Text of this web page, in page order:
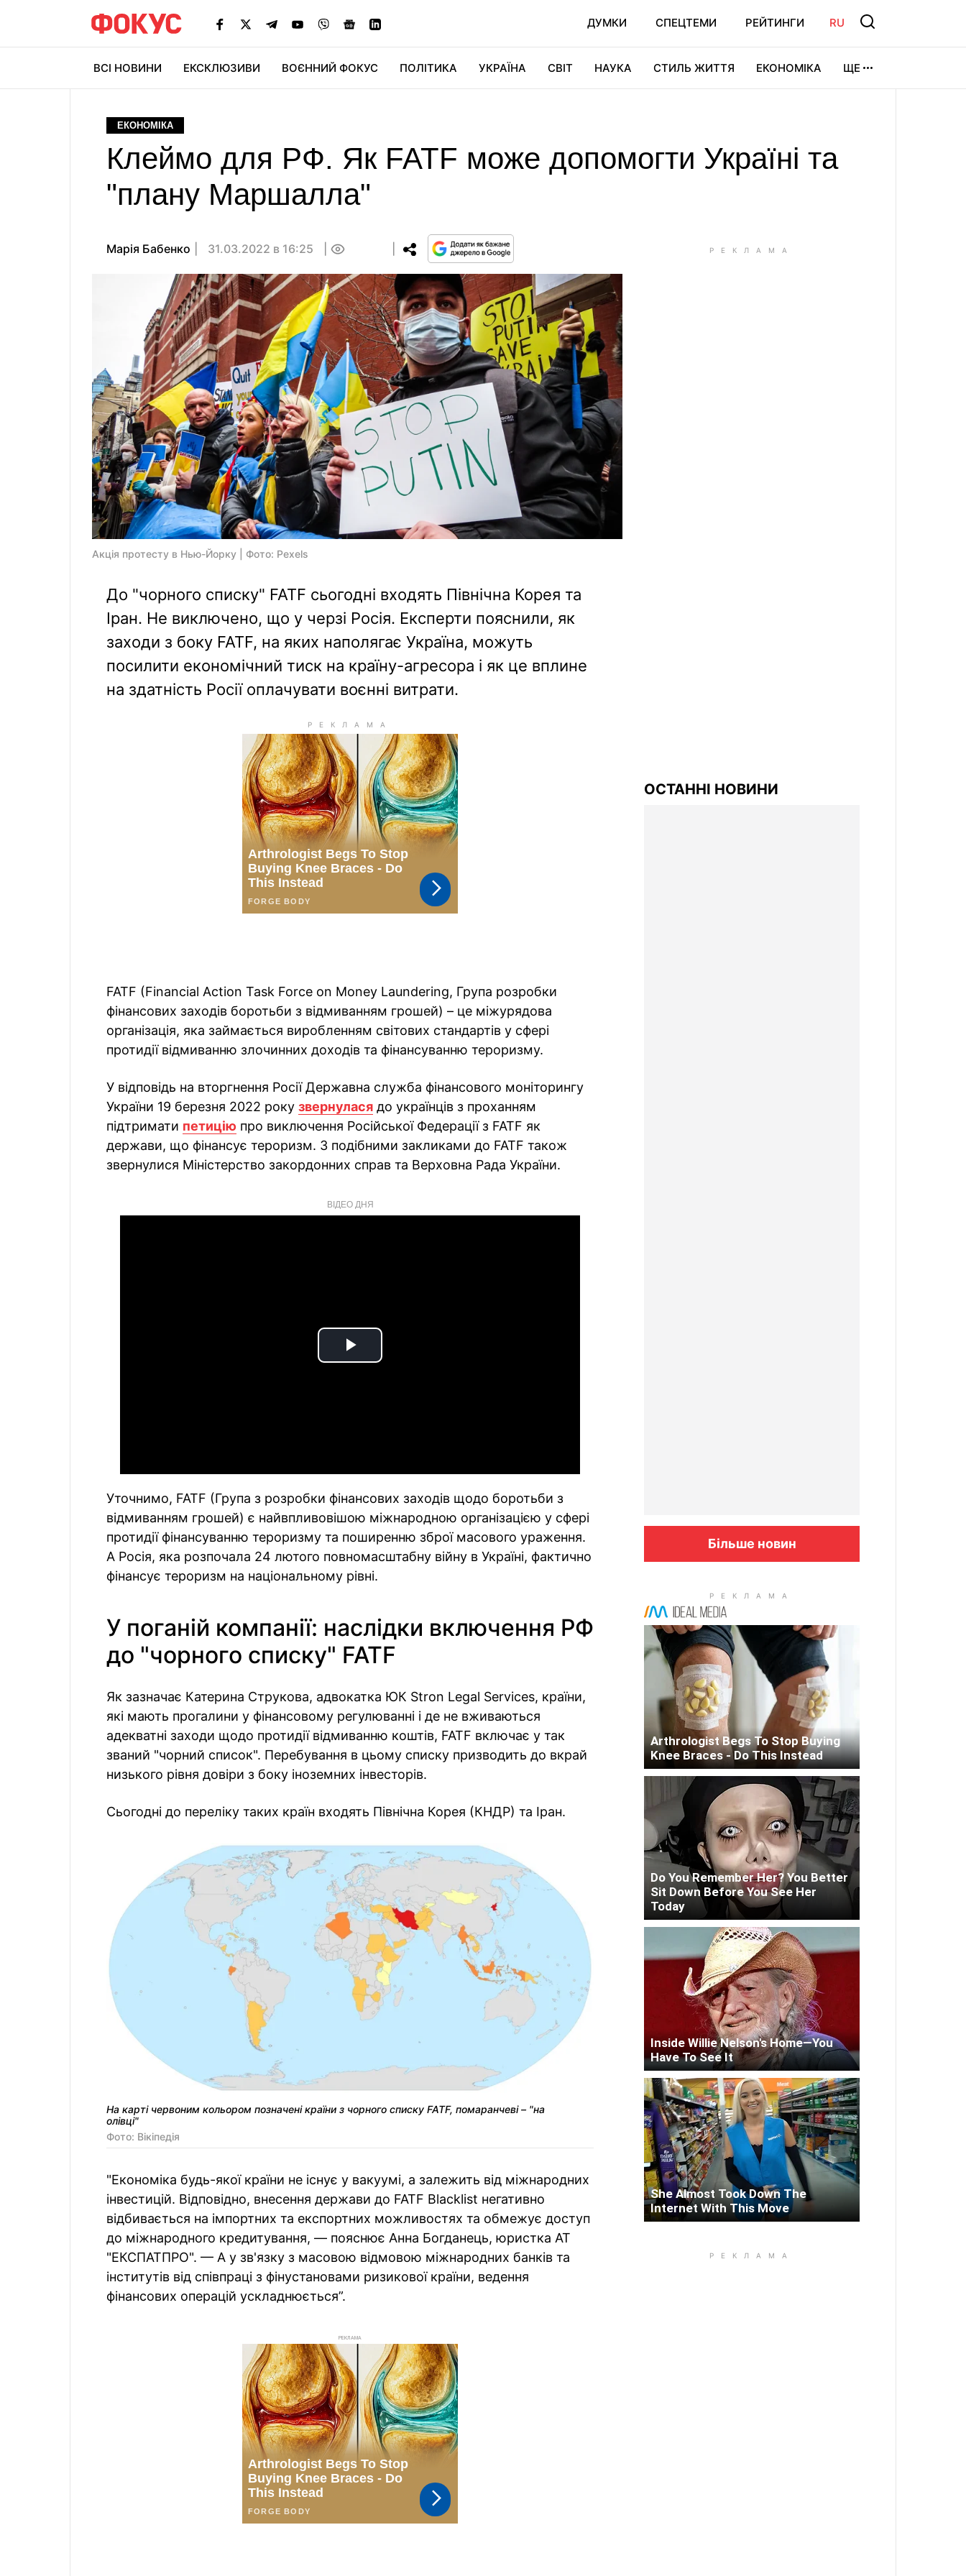
ДУМКИ СПЕЦТЕМИ РЕЙТИНГИ RU
ВСІ НОВИНИ ЕКСКЛЮЗИВИ ВОЄННИЙ ФОКУС ПОЛІТИКА УКРАЇНА СВІТ НАУКА СТИЛЬ ЖИТТЯ ЕКОНОМІКА ЩЕ
ЕКОНОМІКА
Клеймо для РФ. Як FATF може допомогти Україні та
"плану Маршалла"
Марія Бабенко 31.03.2022 в 16:25
Акція протесту в Нью-Йорку | Фото: Pexels
До "чорного списку" FATF сьогодні входять Північна Корея та
Іран. Не виключено, що у черзі Росія. Експерти пояснили, як
заходи з боку FATF, на яких наполягає Україна, можуть
посилити економічний тиск на країну-агресора і як це вплине
на здатність Росії оплачувати воєнні витрати.
FATF (Financial Action Task Force on Money Laundering, Група розробки
фінансових заходів боротьби з відмиванням грошей) – це міжурядова
організація, яка займається виробленням світових стандартів у сфері
протидії відмиванню злочинних доходів та фінансуванню тероризму.
У відповідь на вторгнення Росії Державна служба фінансового моніторингу
України 19 березня 2022 року звернулася до українців з проханням
підтримати петицію про виключення Російської Федерації з FATF як
держави, що фінансує тероризм. З подібними закликами до FATF також
звернулися Міністерство закордонних справ та Верховна Рада України.
ВІДЕО ДНЯ
Play
Уточнимо, FATF (Група з розробки фінансових заходів щодо боротьби з
відмиванням грошей) є найвпливовішою міжнародною організацією у сфері
протидії фінансуванню тероризму та поширенню зброї масового ураження.
А Росія, яка розпочала 24 лютого повномасштабну війну в Україні, фактично
фінансує тероризм на національному рівні.
У поганій компанії: наслідки включення РФ
до "чорного списку" FATF
Як зазначає Катерина Струкова, адвокатка ЮК Stron Legal Services, країни,
які мають прогалини у фінансовому регулюванні і де не вживаються
адекватні заходи щодо протидії відмиванню коштів, FATF включає у так
званий "чорний список". Перебування в цьому списку призводить до вкрай
низького рівня довіри з боку іноземних інвесторів.
Сьогодні до переліку таких країн входять Північна Корея (КНДР) та Іран.
На карті червоним кольором позначені країни з чорного списку FATF, помаранчеві – "на
олівці"
Фото: Вiкiпедiя
"Економіка будь-якої країни не існує у вакуумі, а залежить від міжнародних
інвестицій. Відповідно, внесення держави до FATF Blacklist негативно
відбивається на імпортних та експортних можливостях та обмежує доступ
до міжнародного кредитування, — пояснює Анна Богданець, юристка АТ
"ЕКСПАТПРО". — А у зв'язку з масовою відмовою міжнародних банків та
інститутів від співпраці з фінустановами ризикової країни, ведення
фінансових операцій ускладнюється”.
РЕКЛАМА
ОСТАННІ НОВИНИ
Більше новин
Arthrologist Begs To Stop Buying
Knee Braces - Do This Instead
Do You Remember Her? You Better
Sit Down Before You See Her
Today
Inside Willie Nelson's Home—You
Have To See It
She Almost Took Down The
Internet With This Move